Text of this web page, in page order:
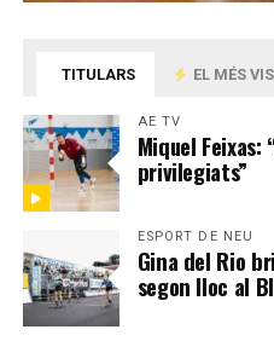
TITULARS EL MÉS
AE TV
Miquel Feixas:
privilegiats”
ESPORT DE NEU
Gina del Rio
segon lloc al